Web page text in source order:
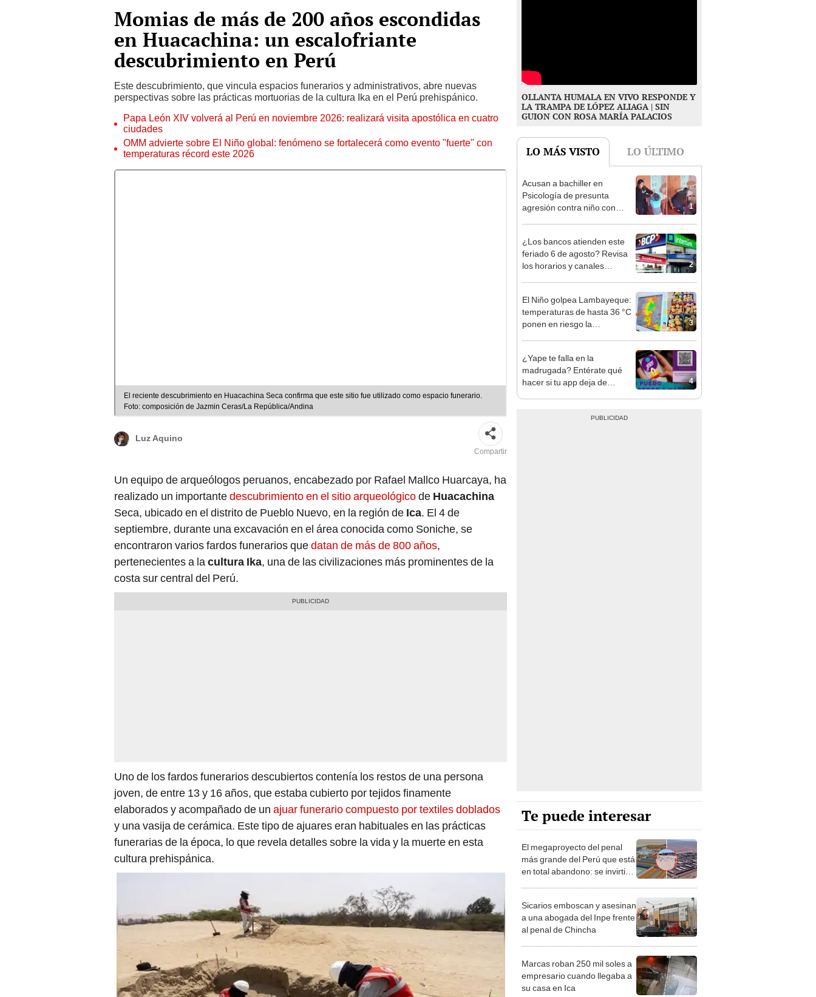
Momias de más de 200 años escondidas
en Huacachina: un escalofriante
descubrimiento en Perú
Este descubrimiento, que vincula espacios funerarios y administrativos, abre nuevas
perspectivas sobre las prácticas mortuorias de la cultura Ika en el Perú prehispánico.
Papa León XIV volverá al Perú en noviembre 2026: realizará visita apostólica en cuatro
ciudades
OMM advierte sobre El Niño global: fenómeno se fortalecerá como evento "fuerte" con
temperaturas récord este 2026
El reciente descubrimiento en Huacachina Seca confirma que este sitio fue utilizado como espacio funerario.
Foto: composición de Jazmin Ceras/La República/Andina
Luz Aquino
Compartir
Un equipo de arqueólogos peruanos, encabezado por Rafael Mallco Huarcaya, ha
realizado un importantedescubrimiento en el sitio arqueológicode Huacachina
Seca, ubicado en el distrito de Pueblo Nuevo, en la región de Ica. El 4 de
septiembre, durante una excavación en el área conocida como Soniche, se
encontraron varios fardos funerarios quedatan de más de 800 años,
pertenecientes a la cultura Ika, una de las civilizaciones más prominentes de la
costa sur central del Perú.
Uno de los fardos funerarios descubiertos contenía los restos de una persona
joven, de entre 13 y 16 años, que estaba cubierto por tejidos finamente
elaborados y acompañado de un ajuar funerario compuesto por textiles doblados
y una vasija de cerámica. Este tipo de ajuares eran habituales en las prácticas
funerarias de la época, lo que revela detalles sobre la vida y la muerte en esta
cultura prehispánica.
OLLANTA HUMALA EN VIVO RESPONDE Y
LA TRAMPA DE LÓPEZ ALIAGA | SIN
GUION CON ROSA MARÍA PALACIOS
LO MÁS VISTO LO ÚLTIMO
1
Acusan a bachiller en
Psicología de presunta
agresión contra niño con
2
¿Los bancos atienden este
feriado 6 de agosto? Revisa
los horarios y canales
3
El Niño golpea Lambayeque:
temperaturas de hasta 36 °C
ponen en riesgo la
4
¿Yape te falla en la
madrugada? Entérate qué
hacer si tu app deja de
Te puede interesar
El megaproyecto del penal
más grande del Perú que está
en total abandono: se invirtió
Sicarios emboscan y asesinan
a una abogada del Inpe frente
al penal de Chincha
Marcas roban 250 mil soles a
empresario cuando llegaba a
su casa en Ica